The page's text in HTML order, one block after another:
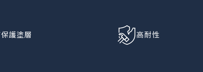
護塗層 高耐性